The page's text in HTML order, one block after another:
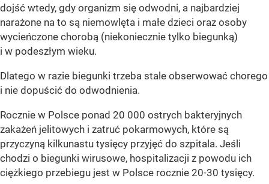
dojść wtedy, gdy organizm się odwodni, a najbardziej
narażone na to są niemowlęta i małe dzieci oraz osoby
wycieńczone chorobą (niekoniecznie tylko biegunką)
i w podeszłym wieku.
Dlatego w razie biegunki trzeba stale obserwować chorego
i nie dopuścić do odwodnienia.
Rocznie w Polsce ponad 20 000 ostrych bakteryjnych
zakażeń jelitowych i zatruć pokarmowych, które są
przyczyną kilkunastu tysięcy przyjęć do szpitala. Jeśli
chodzi o biegunki wirusowe, hospitalizacji z powodu ich
ciężkiego przebiegu jest w Polsce rocznie 20-30 tysięcy.